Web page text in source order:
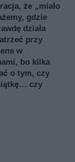
że „miało
gdzie
działa
przy
w
bo kilka
o tym, czy
czy